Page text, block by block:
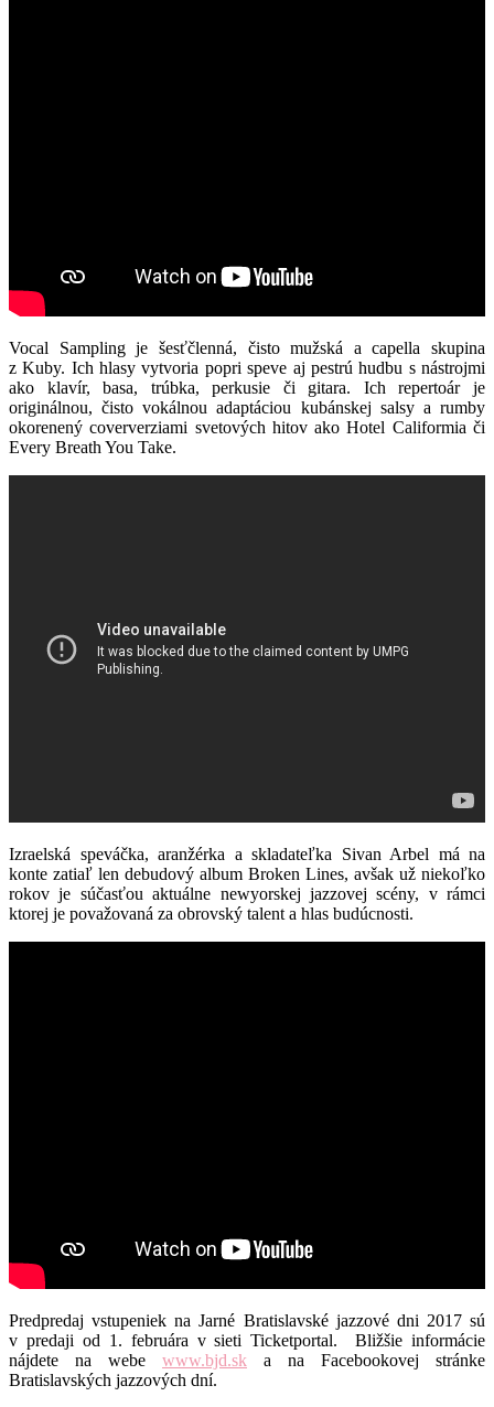
Vocal Sampling je šesťčlenná, čisto mužská a capella skupina
z Kuby. Ich hlasy vytvoria popri speve aj pestrú hudbu s nástrojmi
ako klavír, basa, trúbka, perkusie či gitara. Ich repertoár je
originálnou, čisto vokálnou adaptáciou kubánskej salsy a rumby
okorenený coververziami svetových hitov ako Hotel Califormia či
Every Breath You Take.
Izraelská speváčka, aranžérka a skladateľka Sivan Arbel má na
konte zatiaľ len debudový album Broken Lines, avšak už niekoľko
rokov je súčasťou aktuálne newyorskej jazzovej scény, v rámci
ktorej je považovaná za obrovský talent a hlas budúcnosti.
Predpredaj vstupeniek na Jarné Bratislavské jazzové dni 2017 sú
v predaji od 1. februára v sieti Ticketportal. Bližšie informácie
nájdete na webe www.bjd.sk a na Facebookovej stránke
Bratislavských jazzových dní.